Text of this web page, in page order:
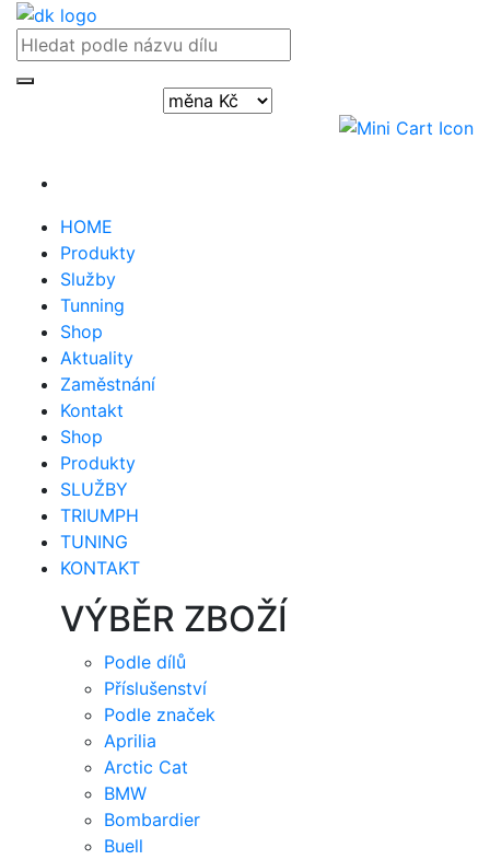
HOME
Produkty
Služby
Tunning
Shop
Aktuality
Zaměstnání
Kontakt
Shop
Produkty
SLUŽBY
TRIUMPH
TUNING
KONTAKT
VÝBĚR ZBOŽÍ
Podle dílů
Příslušenství
Podle značek
Aprilia
Arctic Cat
BMW
Bombardier
Buell